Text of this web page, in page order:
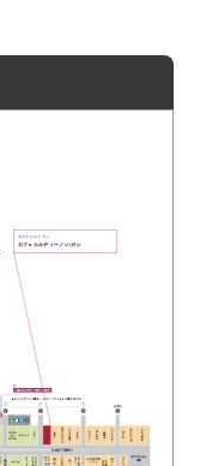
カフェレストラン
カフェカルディーノ/ハガレ